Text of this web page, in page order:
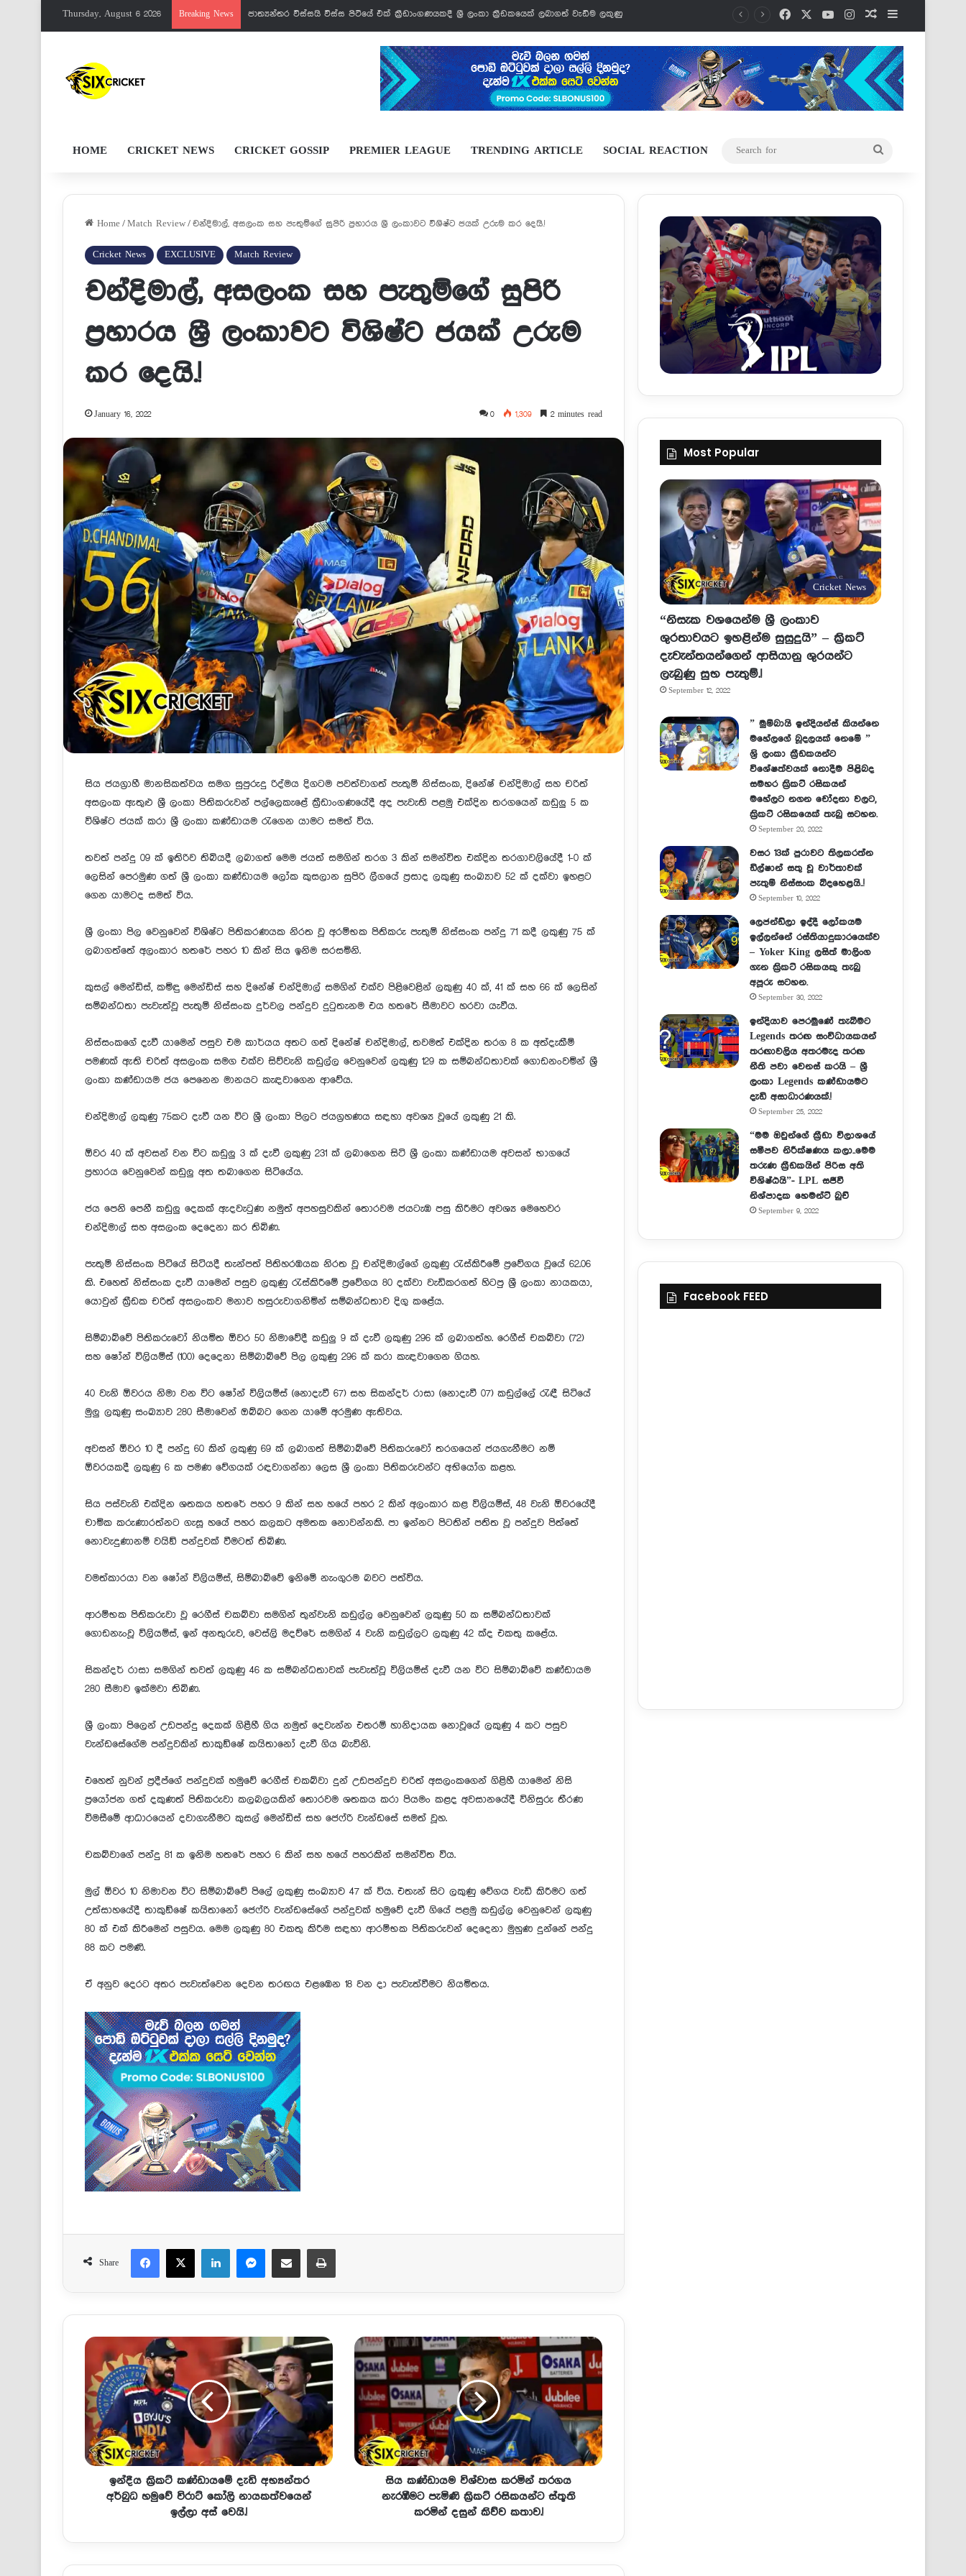
Thursday, August 6 2026 Breaking News පැතුම්ට මරු වැඩක් වෙන්නයි යන්නේ Facebook YouTubeInstagramRandom Article
HOME CRICKET NEWS CRICKET GOSSIP PREMIER LEAGUE TRENDING ARTICLE SOCIAL REACTION
Home / Match Review / චන්දිමාල්, අසලංක සහ පැතුම්ගේ සුපිරි ප්‍රහාරය ශ්‍රී ලංකාවට විශිෂ්ට ජයක් උරුම කර දෙයි.!
Cricket News EXCLUSIVE Match Review
චන්දිමාල්, අසලංක සහ පැතුම්ගේ සුපිරි
ප්‍රහාරය ශ්‍රී ලංකාවට විශිෂ්ට ජයක් උරුම
කර දෙයි.!
January 16, 2022 0 1,309 2 minutes read
සිය ජයග්‍රාහී මානසිකත්වය සමග සුපුරුදු රිද්මය දිගටම පවත්වාගත් පැතුම් නිස්සංක, දිනේෂ් චන්දිමාල් සහ චරිත්
අසලංක ඇතුළු ශ්‍රී ලංකා පිතිකරුවන් පල්ලෙකැළේ ක්‍රීඩාංගණයේදී අද පැවැති පළමු එක්දින තරගයෙන් කඩුලු 5 ක
විශිෂ්ට ජයක් කරා ශ්‍රී ලංකා කණ්ඩායම රැගෙන යාමට සමත් විය.
තවත් පන්දු 09 ක් ඉතිරිව තිබියදී ලබාගත් මෙම ජයත් සමගින් තරග 3 කින් සමන්විත එක්දින තරගාවලියේදී 1-0 ක්
ලෙසින් පෙරමුණ ගත් ශ්‍රී ලංකා කණ්ඩායම ලෝක කුසලාන සුපිරි ලීගයේ ප්‍රසාද ලකුණු සංඛ්‍යාව 52 ක් දක්වා ඉහළට
ගෙන යාමටද සමත් විය.
ශ්‍රී ලංකා පිල වෙනුවෙන් විශිෂ්ට පිතිකරණයක නිරත වූ අරම්භක පිතිකරු පැතුම් නිස්සංක පන්දු 71 කදී ලකුණු 75 ක්
ලබාගත්තේ අලංකාර හතරේ පහර 10 කින් සිය ඉනිම සරසමිනි.
කුසල් මෙන්ඩිස්, කමිඳු මෙන්ඩිස් සහ දිනේෂ් චන්දිමාල් සමගින් එක්ව පිළිවෙළින් ලකුණු 40 ක්, 41 ක් සහ 66 ක් ලෙසින්
සම්බන්ධතා පැවැත්වූ පැතුම් නිස්සංක දුර්වල පන්දුව දුටුතැනම එය හතරේ සීමාවට හරවා යැවීය.
නිස්සංකගේ දැවී යාමෙන් පසුව එම කාර්යය අතට ගත් දිනේෂ් චන්දිමාල්, තවමත් එක්දින තරග 8 ක අත්දැකීම්
පමණක් ඇති චරිත් අසලංක සමග එක්ව සිව්වැනි කඩුල්ල වෙනුවෙන් ලකුණු 129 ක සම්බන්ධතාවක් ගොඩනංවමින් ශ්‍රී
ලංකා කණ්ඩායම ජය පෙනෙන මානයට කැඳවාගෙන ආවේය.
චන්දිමාල් ලකුණු 75කට දැවී යන විට ශ්‍රී ලංකා පිලට ජයග්‍රහණය සඳහා අවශ්‍ය වූයේ ලකුණු 21 කි.
ඕවර 40 ක් අවසන් වන විට කඩුලු 3 ක් දැවී ලකුණු 231 ක් ලබාගෙන සිටි ශ්‍රී ලංකා කණ්ඩායම අවසන් භාගයේ
ප්‍රහාරය වෙනුවෙන් කඩුලු අත තබාගෙන සිටියේය.
ජය පෙනි පෙනී කඩුලු දෙකක් ඇදවැටුණ නමුත් අපහසුවකින් තොරවම ජයටැඹ පසු කිරීමට අවශ්‍ය මෙහෙවර
චන්දිමාල් සහ අසලංක දෙදෙනා කර තිබිණ.
පැතුම් නිස්සංක පිටියේ සිටියදී තැන්පත් පිතිහරඹයක නිරත වූ චන්දිමාල්ගේ ලකුණු රැස්කිරීමේ ප්‍රවේගය වූයේ 62.06
කි. එහෙත් නිස්සංක දැවී යාමෙන් පසුව ලකුණු රැස්කිරීමේ ප්‍රවේගය 80 දක්වා වැඩිකරගත් හිටපු ශ්‍රී ලංකා නායකයා,
යොවුන් ක්‍රීඩක චරිත් අසලංකව මනාව හසුරුවාගනිමින් සම්බන්ධතාව දිගු කළේය.
සිම්බාබ්වේ පිතිකරුවෝ නියමිත ඕවර 50 නිමාවේදී කඩුලු 9 ක් දැවී ලකුණු 296 ක් ලබාගත්හ. රෙගීස් චකබ්වා (72)
සහ ෂෝන් විලියම්ස් (100) දෙදෙනා සිම්බාබ්වේ පිල ලකුණු 296 ක් කරා කැඳවාගෙන ගියහ.
40 වැනි ඕවරය නිමා වන විට ෂෝන් විලියම්ස් (නොදැවී 67) සහ සිකන්දර් රාසා (නොදැවී 07) කඩුල්ලේ රැඳී සිටියේ
මුලු ලකුණු සංඛ්‍යාව 280 සීමාවෙන් ඔබ්බට ගෙන යාමේ අරමුණ ඇතිවය.
අවසන් ඕවර 10 දී පන්දු 60 කින් ලකුණු 69 ක් ලබාගත් සිම්බාබ්වේ පිතිකරුවෝ තරගයෙන් ජයගැනීමට නම්
ඕවරයකදී ලකුණු 6 ක පමණ වේගයක් රඳවාගන්නා ලෙස ශ්‍රී ලංකා පිතිකරුවන්ට අභියෝග කළහ.
සිය පස්වැනි එක්දින ශතකය හතරේ පහර 9 කින් සහ හයේ පහර 2 කින් අලංකාර කළ විලියම්ස්, 48 වැනි ඕවරයේදී
චාමික කරුණාරත්නට ගැසූ හයේ පහර කලකට අමතක නොවන්නකි. පා ඉන්නට පිටතින් පතිත වූ පන්දුව පිත්තේ
නොවැදුණානම් වයිඞ් පන්දුවක් වීමටත් තිබිණ.
වමත්කාරයා වන ෂෝන් විලියම්ස්, සිම්බාබ්වේ ඉනිමේ නැංගුරම බවට පත්විය.
ආරම්භක පිතිකරුවා වූ රෙගීස් චකබ්වා සමගින් තුන්වැනි කඩුල්ල වෙනුවෙන් ලකුණු 50 ක සම්බන්ධතාවක්
ගොඩනැංවූ විලියම්ස්, ඉන් අනතුරුව, වෙස්ලි මදව්රේ සමගින් 4 වැනි කඩුල්ලට ලකුණු 42 ක්ද එකතු කළේය.
සිකන්දර් රාසා සමගින් තවත් ලකුණු 46 ක සම්බන්ධතාවක් පැවැත්වූ විලියම්ස් දැවී යන විට සිම්බාබ්වේ කණ්ඩායම
280 සීමාව ඉක්මවා තිබිණ.
ශ්‍රී ලංකා පිලෙන් උඩපන්දු දෙකක් ගිළීහී ගිය නමුත් දෙවැන්න එතරම් හානිදායක නොවූයේ ලකුණු 4 කට පසුව
වැන්ඩසේගේම පන්දුවකින් තාකුඞ්ෂේ කයිතානෝ දැවී ගිය බැවිනි.
එහෙත් නුවන් ප්‍රදීප්ගේ පන්දුවක් හමුවේ රෙගීස් චකබ්වා දුන් උඩපන්දුව චරිත් අසලංකගෙන් ගිළිහී යාමෙන් නිසි
ප්‍රයෝජන ගත් දකුණත් පිතිකරුවා කලබලයකින් තොරවම ශතකය කරා පියමං කළද අවසානයේදී විනිසුරු තීරණ
විමසීමේ ආධාරයෙන් දවාගැනීමට කුසල් මෙන්ඩිස් සහ ජෙෆ්රි වැන්ඩසේ සමත් වූහ.
චකබ්වාගේ පන්දු 81 ක ඉනිම හතරේ පහර 6 කින් සහ හයේ පහරකින් සමන්විත විය.
මුල් ඕවර 10 නිමාවන විට සිම්බාබ්වේ පිලේ ලකුණු සංඛ්‍යාව 47 ක් විය. එතැන් සිට ලකුණු වේගය වැඩි කිරීමට ගත්
උත්සාහයේදී තාකුඞ්ෂේ කයිතානෝ ජෙෆ්රි වැන්ඩසේගේ පන්දුවක් හමුවේ දැවී ගියේ පළමු කඩුල්ල වෙනුවෙන් ලකුණු
80 ක් එක් කිරීමෙන් පසුවය. මෙම ලකුණු 80 එකතු කිරීම සඳහා ආරම්භක පිතිකරුවන් දෙදෙනා මුහුණ දුන්නේ පන්දු
88 කට පමණි.
ඒ අනුව දෙරට අතර පැවැත්වෙන දෙවන තරඟය එළඹෙන 18 වන දා පැවැත්වීමට නියමිතය.
Share
ඉන්දීය ක්‍රිකට් කණ්ඩායමේ දැඩි අභ්‍යන්තර
අර්බුධ හමුවේ විරාට් කෝලි නායකත්වයෙන්
ඉල්ලා අස් වෙයි.!
සිය කණ්ඩායම විශ්වාස කරමින් තරගය
නැරඹීමට පැමිණි ක්‍රිකට් රසිකයන්ට ස්තූති
කරමින් දසුන් කිව්ව කතාව.!
Most Popular
Cricket News
“නිසැක වශයෙන්ම ශ්‍රී ලංකාව
ශුරතාවයට ඉහළින්ම සුසුදුයි” – ක්‍රිකට්
දැවැන්තයන්ගෙන් ආසියානු ශුරයන්ට
ලැබුණු සුභ පැතුම්.!
September 12, 2022
” මුම්බායි ඉන්දියන්ස් කියන්නෙ
මහේලගේ බූදලයක් නෙමේ ”
ශ්‍රි ලංකා ක්‍රීඩකයන්ට
විශේෂත්වයක් නොදීම පිළිබද
සමහර ක්‍රිකට් රසිකයන්
මහේලට නගන චෝදනා වලට,
ක්‍රිකට් රසිකයෙක් තැබු සටහන.
September 20, 2022
වසර 13ක් පුරාවට තිලකරත්න
ඩිල්ෂාන් සතු වූ වාර්තාවක්
පැතුම් නිස්සංක බිදහෙළයි..!
September 10, 2022
ලෙජන්ඩ්ලා ඉද්දී ලෝකයම
ඉල්ලන්නේ රස්තියාදුකාරයෙක්ව
– Yoker King ලසිත් මාලිංග
ගැන ක්‍රිකට් රසිකයකු තැබු
අපූරු සටහන.
September 30, 2022
ඉන්දියාව පෙරමුණේ තැබීමට
Legends තරඟ සංවිධායකයන්
තරඟාවලිය අතරමැද තරඟ
නීති පවා වෙනස් කරයි – ශ්‍රී
ලංකා Legends කණ්ඩායමට
දැඩි අසාධාරණයක්.!
September 25, 2022
“මම ඔවුන්ගේ ක්‍රීඩා විලාශයේ
සමීපව නිරීක්ෂණය කලා..මෙම
තරුණ ක්‍රීඩකයින් පිරිස අති
විශිෂ්ඨයි”- LPL සජීවී
නිශ්පාදක හෙමන්ට් බුච්
September 9, 2022
Facebook FEED